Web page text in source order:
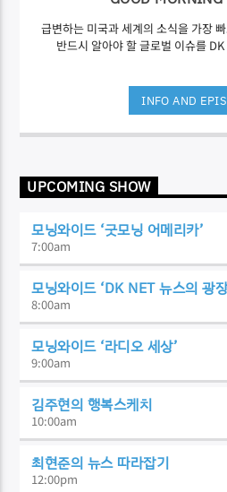
급변하는 미국과 세계의 소식을 가장
반드시 알아야 할 글로벌 이슈를
INFO AND
UPCOMING SHOW
모닝와이드 ‘굿모닝 어메리카’
7:00am
모닝와이드 ‘DK NET 뉴스의 광
8:00am
모닝와이드 ‘라디오 세상’
9:00am
김주현의 행복스케치
10:00am
최현준의 뉴스 따라잡기
12:00pm